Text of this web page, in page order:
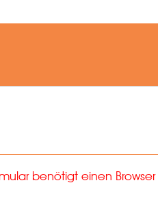
benötigt einen